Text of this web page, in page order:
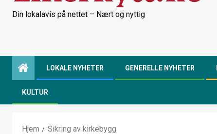
Din lokalavis på nettet – Nært og nyttig
LOKALE NYHETER GENERELLE NYHETER
KULTUR
Hjem Sikring av kirkebygg